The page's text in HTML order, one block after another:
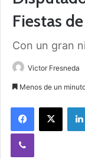
Fiestas
Con un gran
Victor Fresneda
Menos de un